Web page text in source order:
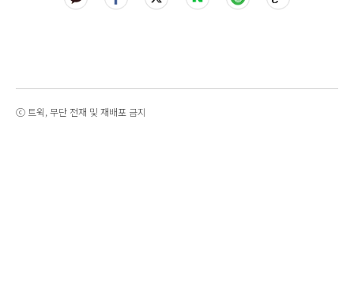
ⓒ 트윅, 무단 전재 및 재배포 금지